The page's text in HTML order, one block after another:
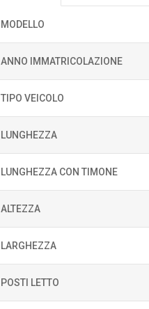
MODELLO
ANNO IMMATRICOLAZIONE
TIPO VEICOLO
LUNGHEZZA
LUNGHEZZA CON TIMONE
ALTEZZA
LARGHEZZA
POSTI LETTO